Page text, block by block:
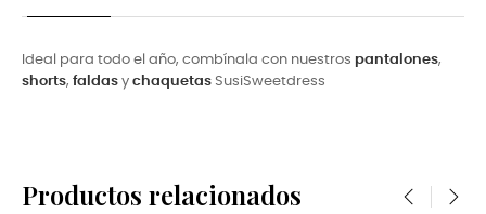
Ideal para todo el año, combínala con nuestros pantalones,
shorts, faldas y chaquetas SusiSweetdress
Productos relacionados